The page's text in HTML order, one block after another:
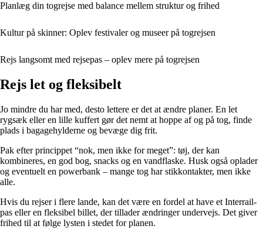
Planlæg din togrejse med balance mellem struktur og frihed
Kultur på skinner: Oplev festivaler og museer på togrejsen
Rejs langsomt med rejsepas – oplev mere på togrejsen
Rejs let og fleksibelt
Jo mindre du har med, desto lettere er det at ændre planer. En let
rygsæk eller en lille kuffert gør det nemt at hoppe af og på tog, finde
plads i bagagehylderne og bevæge dig frit.
Pak efter princippet “nok, men ikke for meget”: tøj, der kan
kombineres, en god bog, snacks og en vandflaske. Husk også oplader
og eventuelt en powerbank – mange tog har stikkontakter, men ikke
alle.
Hvis du rejser i flere lande, kan det være en fordel at have et Interrail-
pas eller en fleksibel billet, der tillader ændringer undervejs. Det giver
frihed til at følge lysten i stedet for planen.